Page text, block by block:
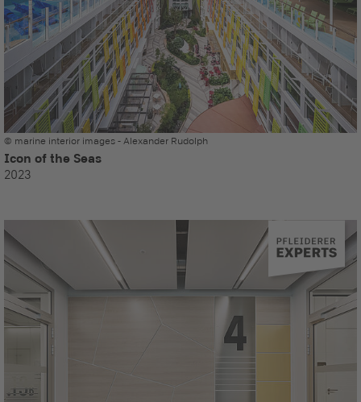
© marine interior images - Alexander Rudolph
Icon of the Seas
2023